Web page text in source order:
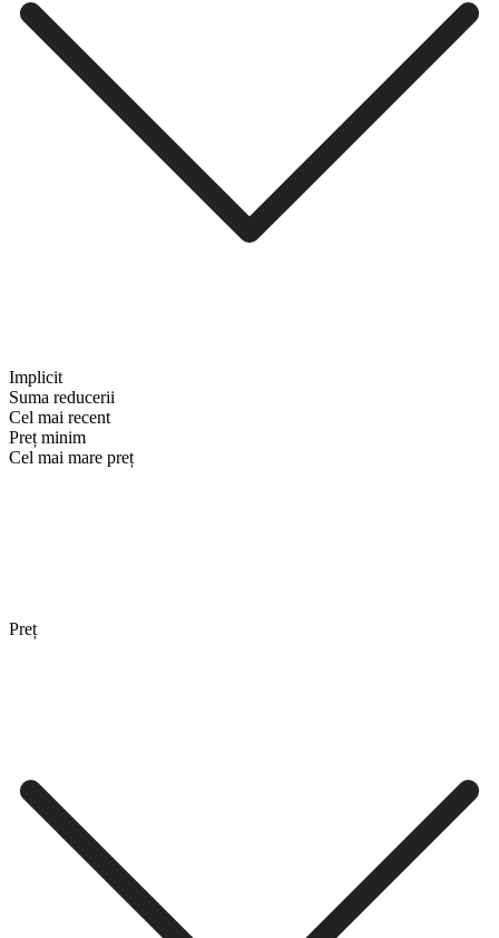
Implicit
Suma reducerii
Cel mai recent
Preț minim
Cel mai mare preț
Preț